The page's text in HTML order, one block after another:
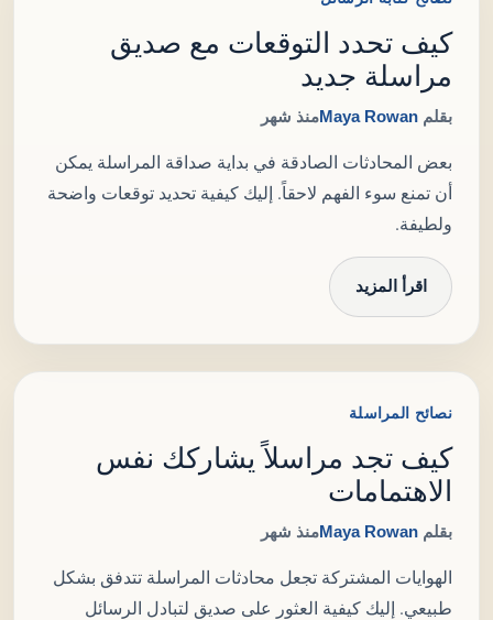
كيف تحدد التوقعات مع صديق
مراسلة جديد
بقلم Maya Rowanمنذ شهر
بعض المحادثات الصادقة في بداية صداقة المراسلة يمكن
أن تمنع سوء الفهم لاحقاً. إليك كيفية تحديد توقعات واضحة
ولطيفة.
اقرأ المزيد
نصائح المراسلة
كيف تجد مراسلاً يشاركك نفس
الاهتمامات
بقلم Maya Rowanمنذ شهر
الهوايات المشتركة تجعل محادثات المراسلة تتدفق بشكل
طبيعي. إليك كيفية العثور على صديق لتبادل الرسائل